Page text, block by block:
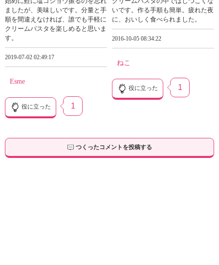
ましたが、美味しいです。分量と手
順を間違えなければ、誰でも手軽に
クリームパスタを楽しめると思いま
す。
2019-07-02 02:49:17
Esme
役に立った 1
いです。作る手順も簡単。疲れた夜
に、おいしく食べられました。
2016-10-05 08:34:22
ねこ
役に立った 1
つくったコメントを投稿する